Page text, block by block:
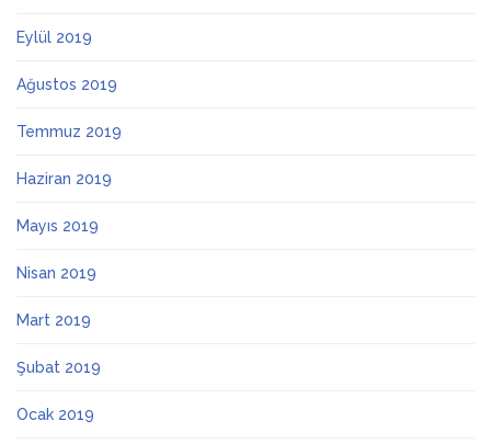
Eylül 2019
Ağustos 2019
Temmuz 2019
Haziran 2019
Mayıs 2019
Nisan 2019
Mart 2019
Şubat 2019
Ocak 2019